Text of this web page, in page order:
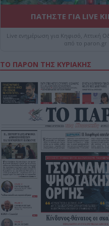
ΠΑΤΗΣΤΕ ΓΙΑ LIVE
Live ενημέρωση για Κηφισό, Αττική
από το paron.gr
ΤΟ ΠΑΡΟΝ ΤΗΣ ΚΥΡΙΑΚΗΣ